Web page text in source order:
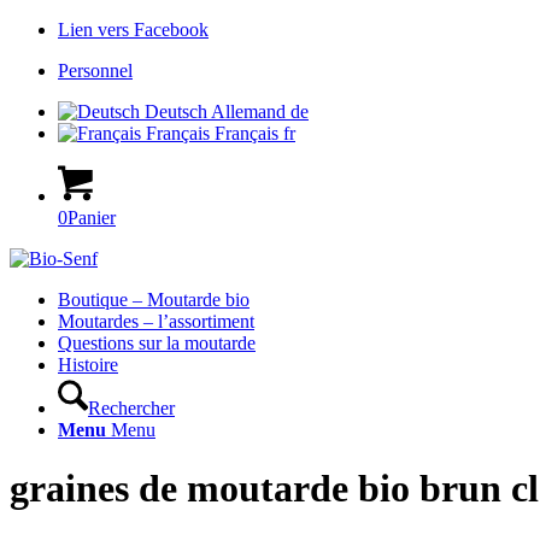
Lien vers Facebook
Personnel
Deutsch Allemand de
Français Français fr
0Panier
Hauptnavigation
Boutique – Moutarde bio
Moutardes – l’assortiment
Questions sur la moutarde
Histoire
Rechercher
Menu Menu
graines de moutarde bio brun